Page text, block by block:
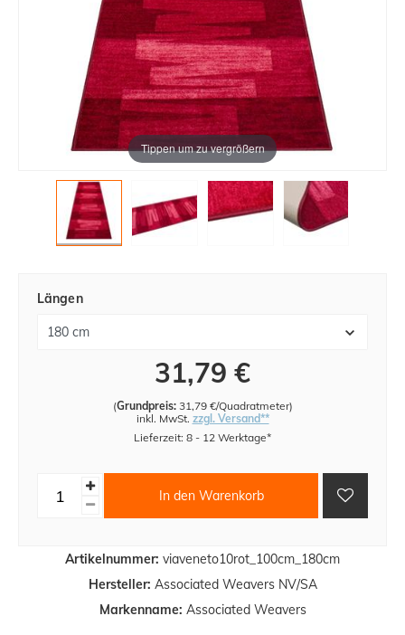
Tippen um zu vergrößern
Artikelnummer: viaveneto10rot_100cm_180cm
Hersteller: Associated Weavers NV/SA
Markenname: Associated Weavers
Längen
31,79 €
(Grundpreis: 31,79 €/Quadratmeter)
inkl. MwSt. zzgl. Versand**
Lieferzeit: 8 - 12 Werktage*
In den Warenkorb